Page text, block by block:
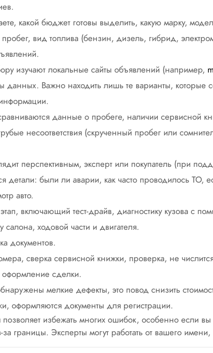
какой бюджет готовы выделить, какую марку,
пробег, вид топлива (бензин, дизель, гибрид,
изучают локальные сайты объявлений (например,
данных. Важно находить лишь те варианты, которые
данные о пробеге, наличии сервисной
несоответствия (скрученный пробег или
перспективным, эксперт или покупатель (при
детали: были ли аварии, как часто проводилось ТО,
авто.
включающий тест-драйв, диагностику кузова с
салона, ходовой части и двигателя.
документов.
сверка сервисной книжки, проверка, не
сделки.
мелкие дефекты, это повод снизить
оформляются документы для регистрации.
позволяет избежать многих ошибок, особенно если
за границы. Эксперты могут работать от вашего